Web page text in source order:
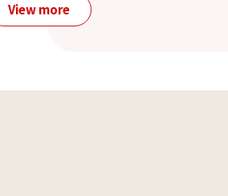
View more